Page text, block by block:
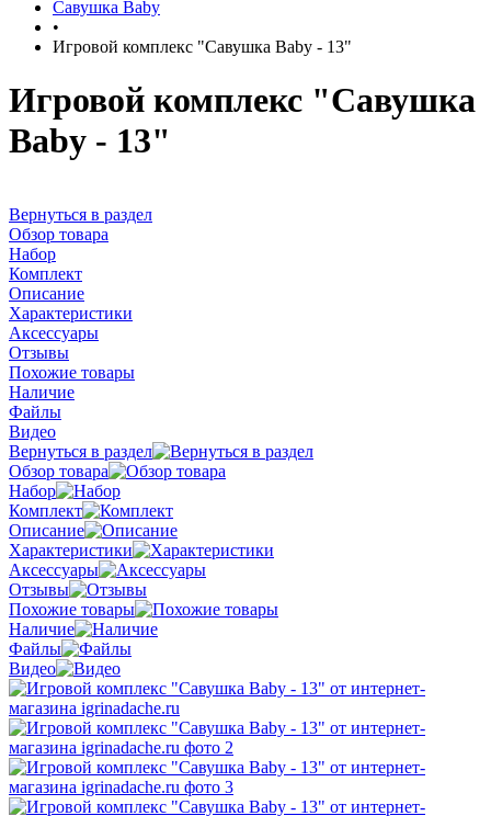
Савушка Baby
•
Игровой комплекс "Савушка Baby - 13"
Игровой комплекс "Савушка
Baby - 13"
Вернуться в раздел
Обзор товара
Набор
Комплект
Описание
Характеристики
Аксессуары
Отзывы
Похожие товары
Наличие
Файлы
Видео
Вернуться в раздел
Обзор товара
Набор
Комплект
Описание
Характеристики
Аксессуары
Отзывы
Похожие товары
Наличие
Файлы
Видео